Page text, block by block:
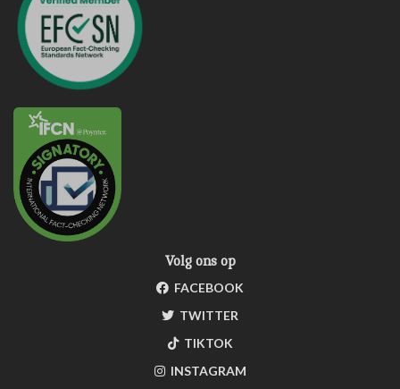
Volg ons op
FACEBOOK
TWITTER
TIKTOK
INSTAGRAM